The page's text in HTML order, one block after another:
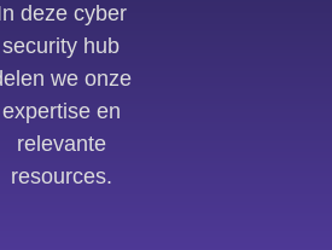
deze cyber
security hub
we onze
expertise en
relevante
resources.